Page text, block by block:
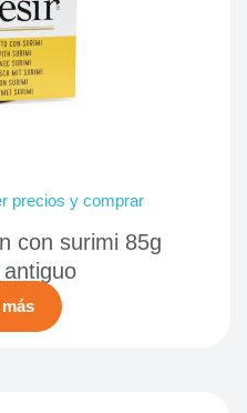
precios y comprar
con surimi 85g
más